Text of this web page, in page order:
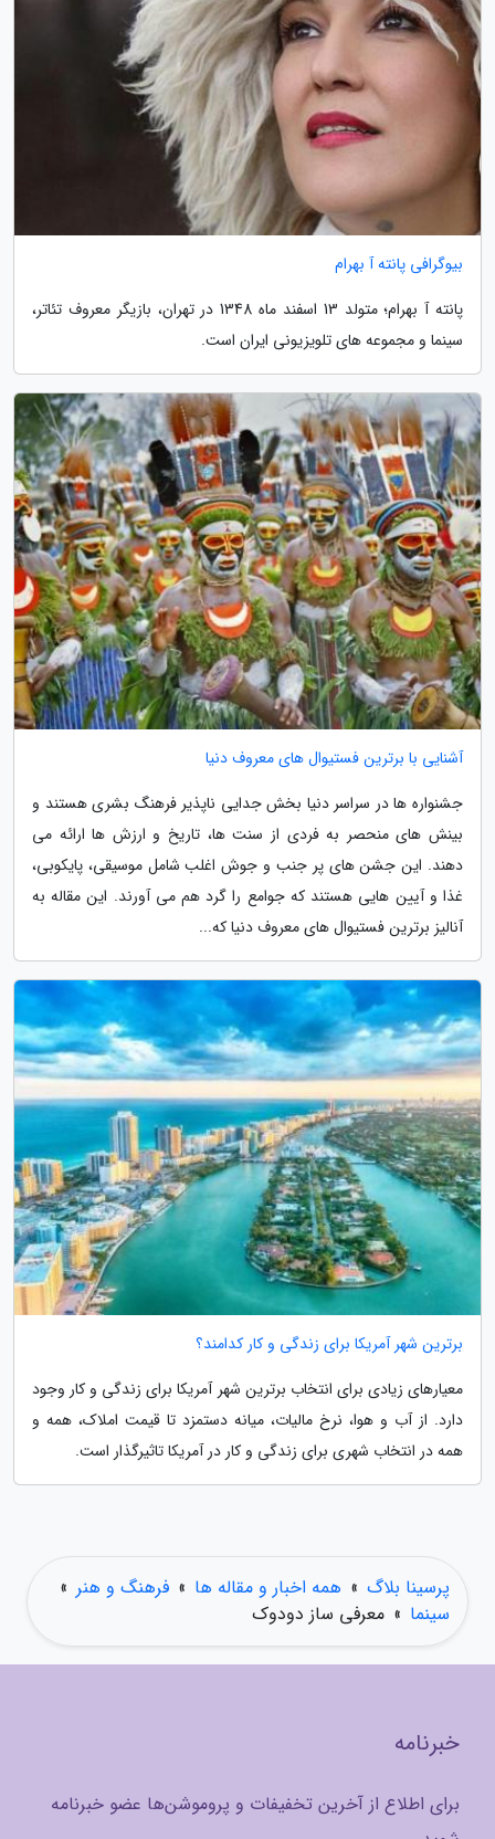
بیوگرافی پانته آ بهرام
پانته آ بهرام؛ متولد 13 اسفند ماه 1348 در تهران، بازیگر معروف تئاتر،
سینما و مجموعه های تلویزیونی ایران است.
آشنایی با برترین فستیوال های معروف دنیا
جشنواره ها در سراسر دنیا بخش جدایی ناپذیر فرهنگ بشری هستند و
بینش های منحصر به فردی از سنت ها، تاریخ و ارزش ها ارائه می
دهند. این جشن های پر جنب و جوش اغلب شامل موسیقی، پایکوبی،
غذا و آیین هایی هستند که جوامع را گرد هم می آورند. این مقاله به
آنالیز برترین فستیوال های معروف دنیا که...
برترین شهر آمریکا برای زندگی و کار کدامند؟
معیارهای زیادی برای انتخاب برترین شهر آمریکا برای زندگی و کار وجود
دارد. از آب و هوا، نرخ مالیات، میانه دستمزد تا قیمت املاک، همه و
همه در انتخاب شهری برای زندگی و کار در آمریکا تاثیرگذار است.
پرسینا بلاگ » همه اخبار و مقاله ها » فرهنگ و هنر »
سینما » معرفی ساز دودوک
خبرنامه
برای اطلاع از آخرین تخفیفات و پروموشن‌ها عضو خبرنامه